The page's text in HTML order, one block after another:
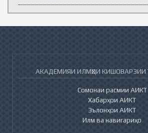
АКАДЕМИЯИ ИЛМҲОИ КИШОВАРЗИИ
Сомонаи расмии АИКТ
Хабарҳои АИКТ
Эълонҳои АИКТ
Илм ва навигариҳо